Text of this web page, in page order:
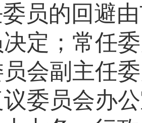
员的回避
定；常任
会副主任
委员会办